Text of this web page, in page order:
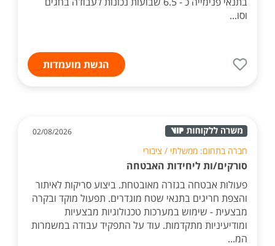
וסו...
הגשת מועמדות
02/08/2026
חברה בתחום: ממשלתי / ציבורי
סורקים/ות ליחידות האבטחה
פעולות אבטחה בגזרה מאובטחת. ביצוע סריקות לאיתור
והצפת חריגים בתנאי שטח מוגדרים. תפעול מוקד ובקרה
מבצעית - שימוש במערכות טכנולוגיות מבצעיות
ומודיעיניות מתקדמות. עוד על התפקיד עבודה במשמרות
המ...